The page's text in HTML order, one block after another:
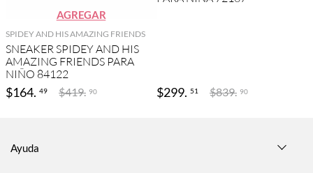
AGREGAR
SPIDEY AND HIS AMAZING FRIENDS
SNEAKER SPIDEY AND HIS
AMAZING FRIENDS PARA
NIÑO 84122
$164. 49 $419. 90 $299. 51 $839. 90
Ayuda